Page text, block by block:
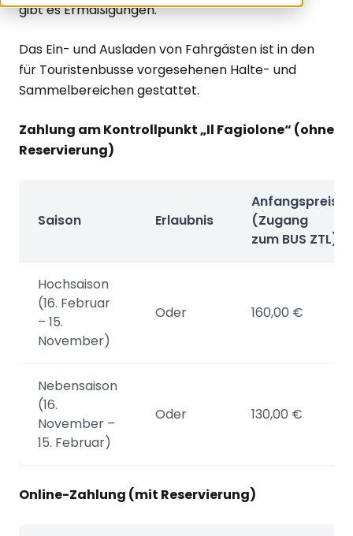
gibt es Ermäßigungen.
Das Ein- und Ausladen von Fahrgästen ist in den
für Touristenbusse vorgesehenen Halte- und
Sammelbereichen gestattet.
Zahlung am Kontrollpunkt „Il Fagiolone“ (ohne
Reservierung)
Saison Erlaubnis
Anfangspreis
(Zugang
zum BUS ZTL)
Hochsaison
(16. Februar
– 15.
November)
Oder 160,00 €
Nebensaison
(16.
November –
15. Februar)
Oder 130,00 €
Online-Zahlung (mit Reservierung)